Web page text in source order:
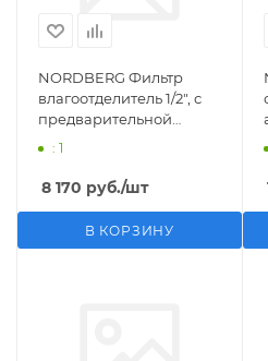
NORDBERG Фильтр
влагоотделитель 1/2", с
предварительной
фильтрацией
: 1
8 170 руб./шт
В КОРЗИНУ